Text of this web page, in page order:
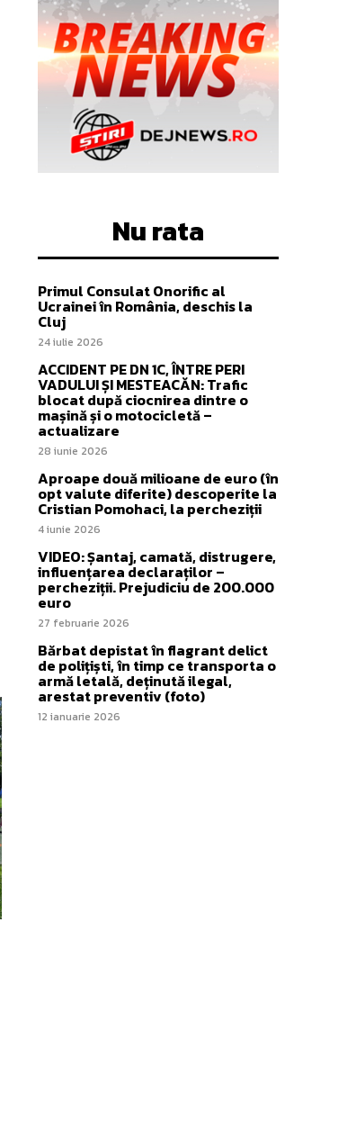
Nu rata
Primul Consulat Onorific al
Ucrainei în România, deschis la
Cluj
24 iulie 2026
ACCIDENT PE DN 1C, ÎNTRE PERI
VADULUI ȘI MESTEACĂN: Trafic
blocat după ciocnirea dintre o
mașină și o motocicletă –
actualizare
28 iunie 2026
Aproape două milioane de euro (în
opt valute diferite) descoperite la
Cristian Pomohaci, la percheziții
4 iunie 2026
VIDEO: Șantaj, camată, distrugere,
influențarea declaraților –
percheziții. Prejudiciu de 200.000
euro
27 februarie 2026
Bărbat depistat în flagrant delict
de polițiști, în timp ce transporta o
armă letală, deținută ilegal,
arestat preventiv (foto)
12 ianuarie 2026